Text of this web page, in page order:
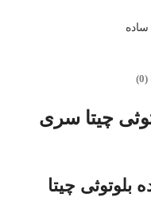
ساده
چیتا سری
چیتا